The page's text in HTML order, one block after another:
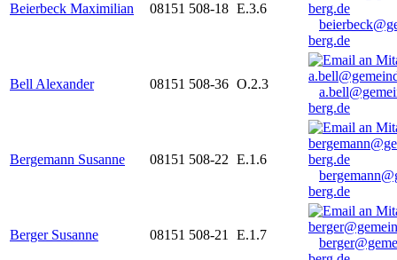
Beierbeck Maximilian 08151 508-18 E.3.6
berg.de
Bell Alexander 08151 508-36 O.2.3
berg.de
Bergemann Susanne 08151 508-22 E.1.6
berg.de
Berger Susanne 08151 508-21 E.1.7